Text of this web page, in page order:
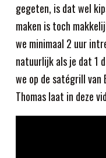
gegeten, is dat wel
maken is toch
we minimaal 2 uur
natuurlijk als je dat 1
we op de satégrill van
Thomas laat in deze